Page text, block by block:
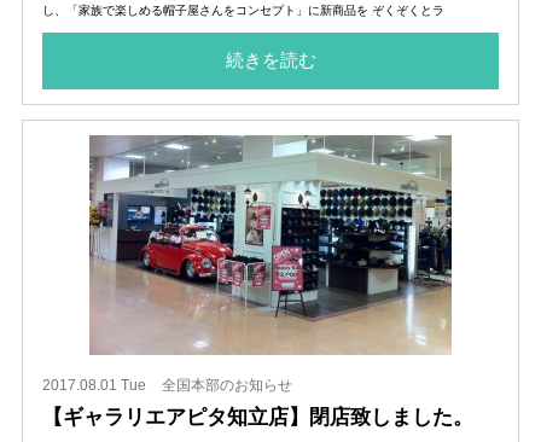
し、「家族で楽しめる帽子屋さんをコンセプト」に新商品を ぞくぞくとラ
続きを読む
2017.08.01 Tue 全国本部のお知らせ
【ギャラリエアピタ知立店】閉店致しました。